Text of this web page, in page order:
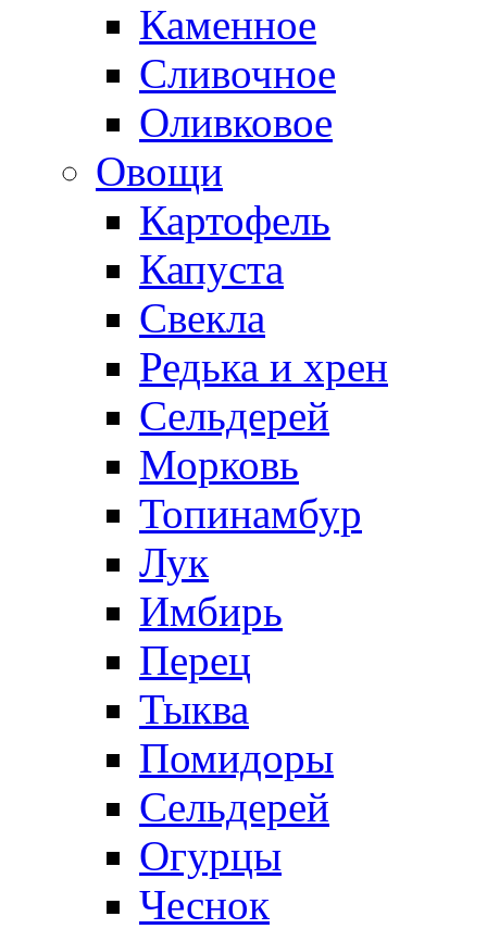
Каменное
Сливочное
Оливковое
Овощи
Картофель
Капуста
Свекла
Редька и хрен
Сельдерей
Морковь
Топинамбур
Лук
Имбирь
Перец
Тыква
Помидоры
Сельдерей
Огурцы
Чеснок